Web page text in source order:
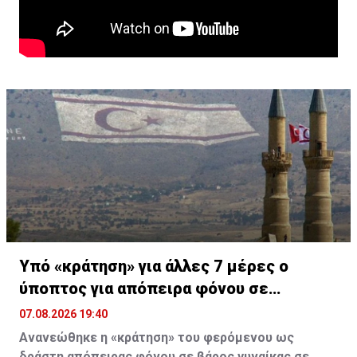
Υπό «κράτηση» για άλλες 7 μέρες ο
ύποπτος για απόπειρα φόνου σε
υπεραγορά
07.08.2026 19:40
Ανανεώθηκε η «κράτηση» του φερόμενου ως